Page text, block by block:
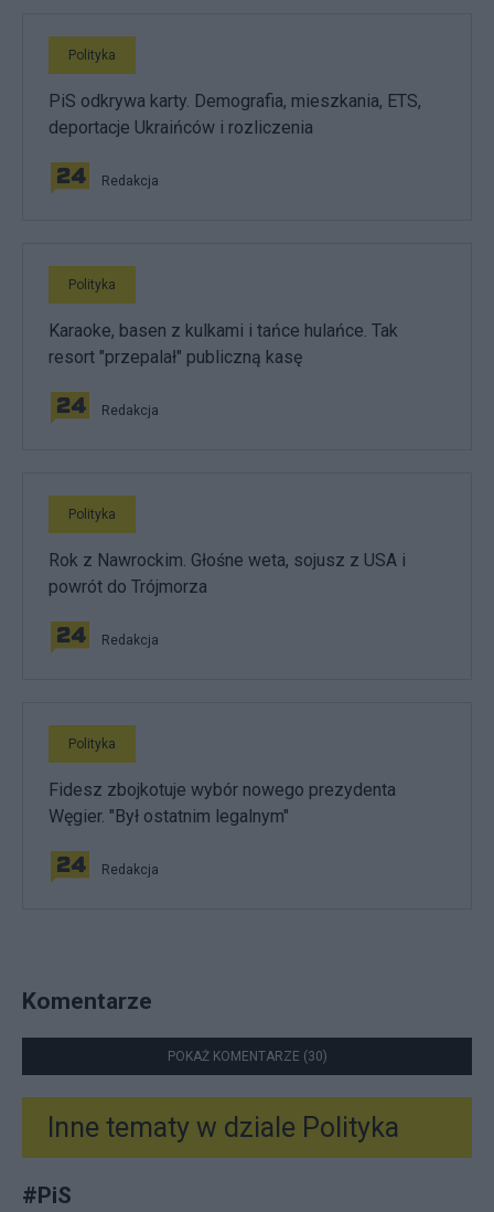
Polityka
PiS odkrywa karty. Demografia, mieszkania, ETS,
deportacje Ukraińców i rozliczenia
Redakcja
Polityka
Karaoke, basen z kulkami i tańce hulańce. Tak
resort "przepalał" publiczną kasę
Redakcja
Polityka
Rok z Nawrockim. Głośne weta, sojusz z USA i
powrót do Trójmorza
Redakcja
Polityka
Fidesz zbojkotuje wybór nowego prezydenta
Węgier. "Był ostatnim legalnym"
Redakcja
Komentarze
POKAŻ KOMENTARZE (30)
Inne tematy w dziale Polityka
#PiS